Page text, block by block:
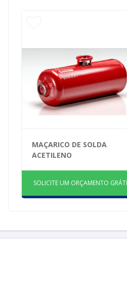
MAÇARICO DE SOLDA
ACETILENO
SOLICITE UM ORÇAMENTO